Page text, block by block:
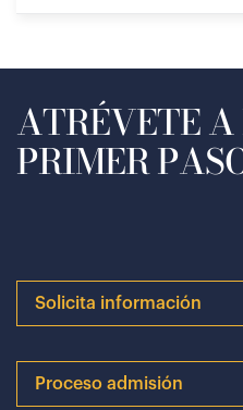
ATRÉVETE
PRIMER
Solicita información
Proceso admisión